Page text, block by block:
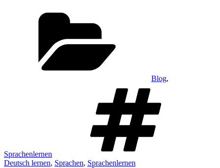
Blog,
Sprachenlernen
Deutsch lernen, Sprachen, Sprachenlernen